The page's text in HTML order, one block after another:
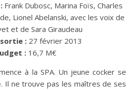
Frank Dubosc, Marina Foïs, Charles
Lionel Abelanski, avec les voix de
et de Sara Giraudeau
: 27 février 2013
: 16,7 M€
à la SPA. Un jeune cocker se
Il ne trouve pas les maîtres de ses